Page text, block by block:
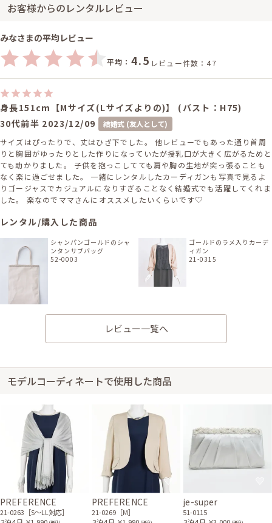
お客様からのレンタルレビュー
みなさまの平均レビュー
平均： 4.5 レビュー件数：47
身長151cm【Mサイズ(Lサイズよりの)】 (バスト：H75)
30代前半 2023/12/09
結婚式 (友人として)
サイズはぴったりで、丈はひざ下でした。 他レビューでもあった通り首周
りと胸囲がゆったりとした作りになっていたが授乳口が大きく広がるためと
ても助かりました。 子供を抱っこしてても肩や胸の生地が突っ張ることも
なく楽に過ごせました。 一緒にレンタルしたカーディガンも写真で見るよ
りゴージャスでカジュアルになりすぎることなく結婚式でも活躍してくれま
した。 楽なのでママさんにオススメしたいくらいです♡
レンタル/購入した商品
シャンパンゴールドのシャ
ンタンサブバッグ
52-0003
ゴールドのラメ入りカーデ
ィガン
21-0315
20代後半
2022/05/29
結婚式 (友人として)
身長167cm【妊娠中(6ヶ月（Lサイズ）)】
30代前半2022/05/08
結婚式 (友人として)
サイズはぴったりで、丈はひざ丈でした。 バスト周りが少し浮いてしまい
ましたが、デザインや丈など含めて全体的には満足でした! いつもご丁寧な
サービスをありがとうございます。
レビュー一覧へ
モデルコーディネートで使用した商品
PREFERENCE
21-0263［S〜LL対応］
PREFERENCE
21-0269［M］
je-super
51-0115